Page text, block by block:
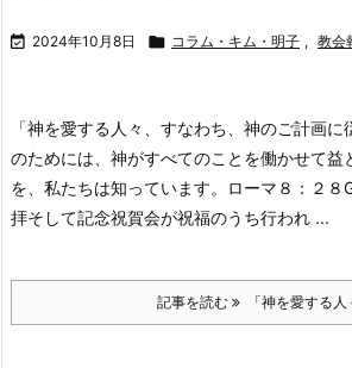
 2024年10月8日  コラム・キム・明子 , 教会
「神を愛する人々、すなわち、神のご計画に
のためには、神がすべてのことを働かせて益
を、私たちは知っています。ローマ８：２８
拝そして記念祝賀会が祝福のうち行われ ...
記事を読む 「神を愛する人